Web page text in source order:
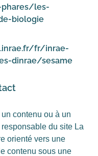
les-
biologie
fr/inrae-
dinrae/sesame
contenu ou à un
du site La
orienté vers une
contenu sous une